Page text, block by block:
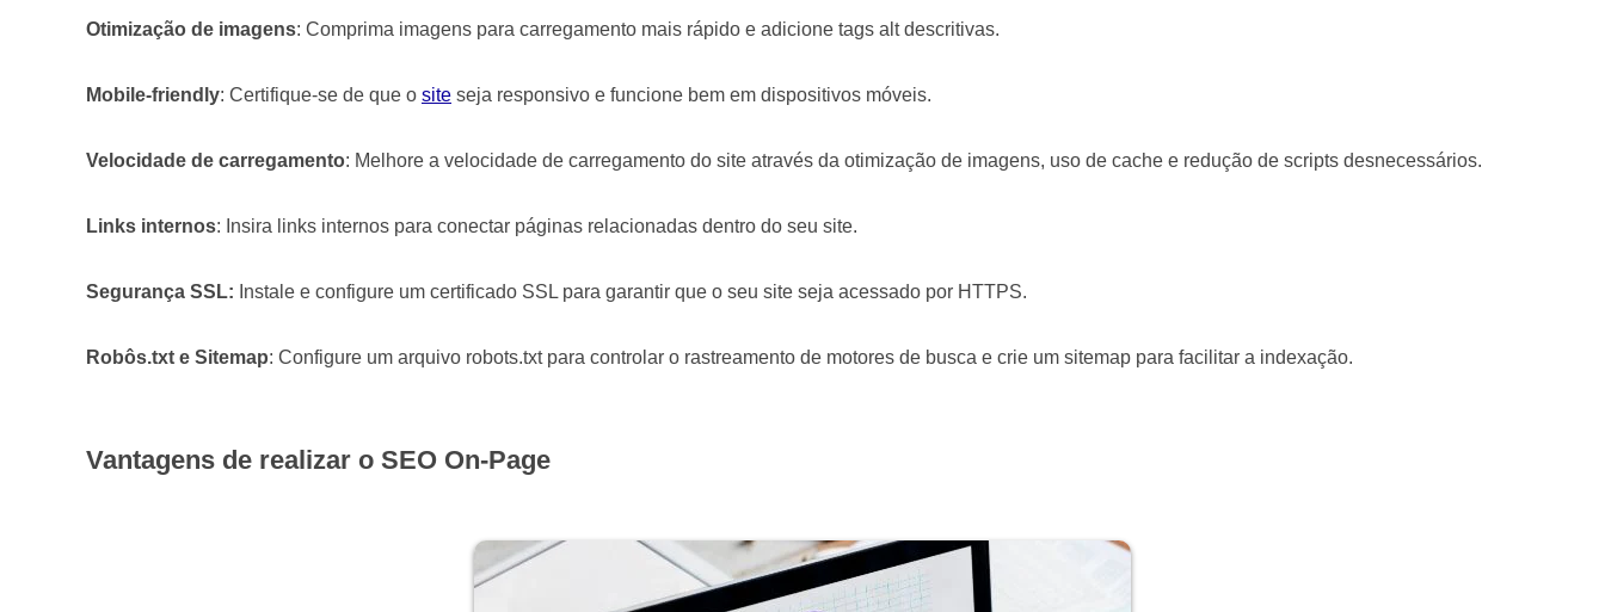
Otimização de imagens: Comprima imagens para carregamento mais rápido e adicione tags alt descritivas.
Mobile-friendly: Certifique-se de que o site seja responsivo e funcione bem em dispositivos móveis.
Velocidade de carregamento: Melhore a velocidade de carregamento do site através da otimização de imagens, uso de cache e redução de scripts desnecessários.
Links internos: Insira links internos para conectar páginas relacionadas dentro do seu site.
Segurança SSL: Instale e configure um certificado SSL para garantir que o seu site seja acessado por HTTPS.
Robôs.txt e Sitemap: Configure um arquivo robots.txt para controlar o rastreamento de motores de busca e crie um sitemap para facilitar a indexação.
Vantagens de realizar o SEO On-Page